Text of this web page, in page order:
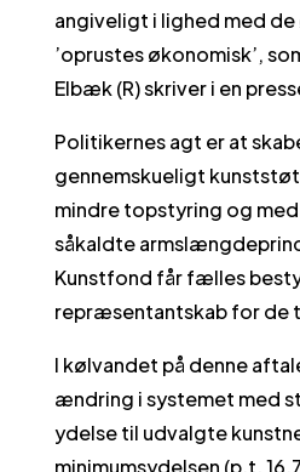
angiveligt i lighed med
’oprustes økonomisk’,
Elbæk (R) skriver i en
Politikernes agt er at
gennemskueligt
mindre topstyring og
såkaldte
Kunstfond får fælles
repræsentantskab for de
I kølvandet på denne
ændring i systemet med
ydelse til udvalgte
minimumsydelsen (p.t.